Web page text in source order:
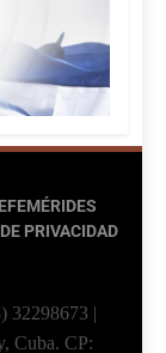
EFEMÉRIDES
PRIVACIDAD
32298673 |
Cuba. CP: